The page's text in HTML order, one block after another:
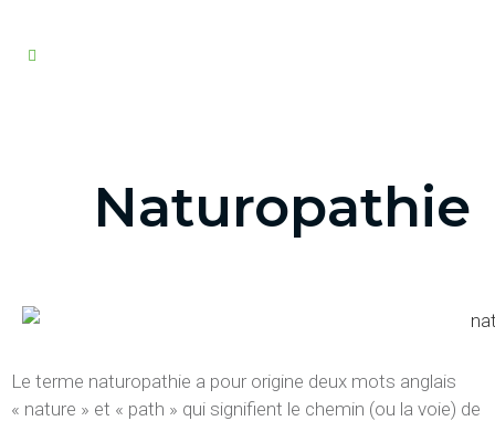
Naturopathie
Le terme naturopathie a pour origine deux mots anglais
« nature » et « path » qui signifient le chemin (ou la voie) de